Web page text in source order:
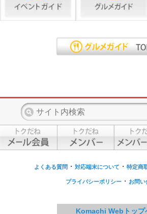
よくある質問 ・ 対応端末について ・ 特定商
プライバシーポリシー ・ お問い
Komachi Webトップ